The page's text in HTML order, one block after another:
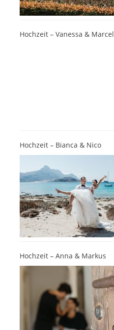
Hochzeit – Vanessa & Marcel
Hochzeit – Bianca & Nico
Hochzeit – Anna & Markus